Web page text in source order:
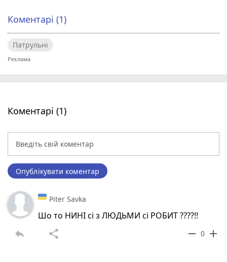
Коментарі (1)
Патрульні
Коментарі (1)
Опублікувати коментар
Piter Savka
Шо то НИНІ сі з ЛЮДЬМИ сі РОБИТ ????!!
reply share remove 0 add